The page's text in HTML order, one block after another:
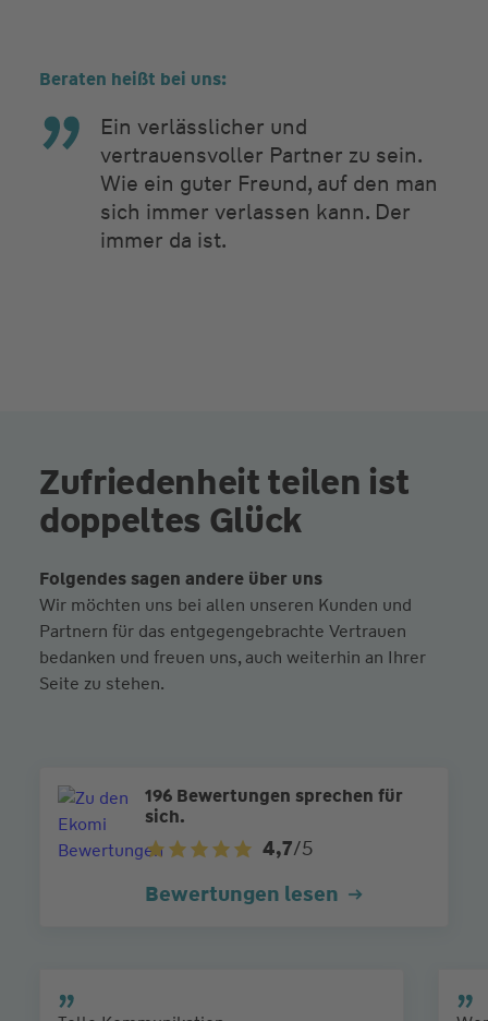
Beraten heißt bei uns:
Ein verlässlicher und
vertrauensvoller Partner zu sein.
Wie ein guter Freund, auf den man
sich immer verlassen kann. Der
immer da ist.
Zufriedenheit teilen ist
doppeltes Glück
Folgendes sagen andere über uns
Wir möchten uns bei allen unseren Kunden und
Partnern für das entgegengebrachte Vertrauen
bedanken und freuen uns, auch weiterhin an Ihrer
Seite zu stehen.
196 Bewertungen sprechen für
sich.
4,7/5
Bewertungen lesen